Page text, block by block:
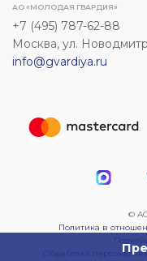
АО «МОЛОДАЯ ГВАРДИЯ»
+7 (495) 787-62-88
Москва, ул.
info@gvardiya.ru
©
Политика в
Обработка